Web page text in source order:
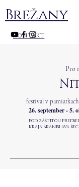
kontakt
Brežany
Pro
festival v
26. september - 5.
pod záštitou
kraja Branislava